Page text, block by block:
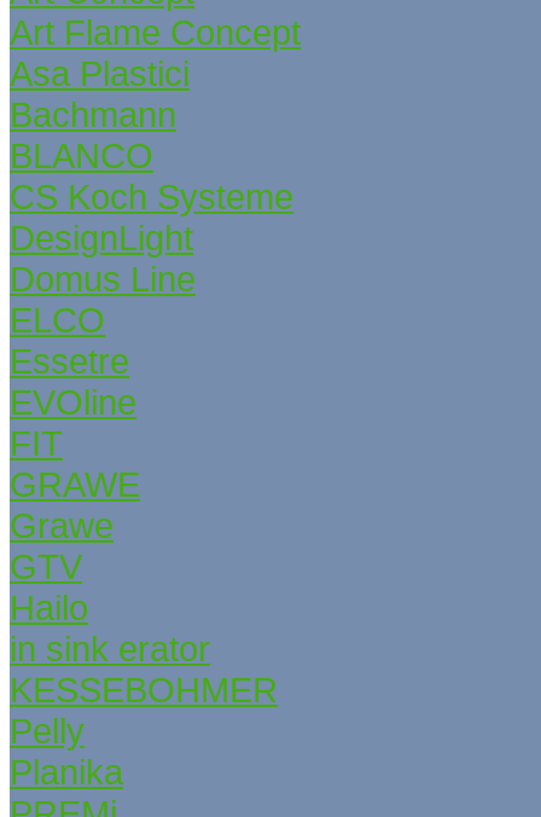
Art Flame Concept
Asa Plastici
Bachmann
BLANCO
CS Koch Systeme
DesignLight
Domus Line
ELCO
Essetre
EVOline
FIT
GRAWE
Grаwe
GTV
Hailo
in sink erator
KESSEBОHMER
Pelly
Planika